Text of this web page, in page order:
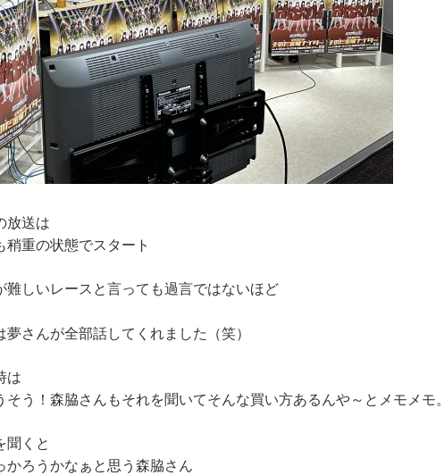
放送は
重の状態でスタート
難しいレースと言っても過言ではないほど
さんが全部話してくれました（笑）
は
う！森脇さんもそれを聞いてそんな買い方あるんや～とメモメモ。
聞くと
かろうかなぁと思う森脇さん